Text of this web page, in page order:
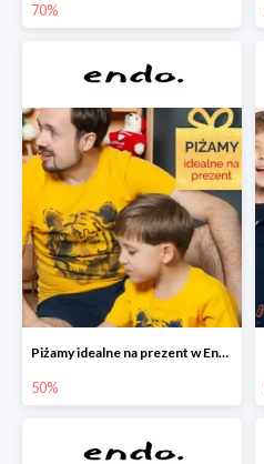
70%
Piżamy idealne na prezent w Endo do -50%
50%